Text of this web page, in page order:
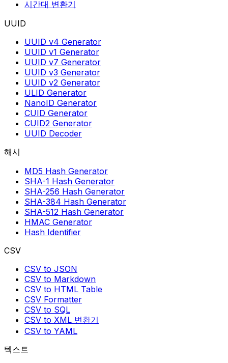
시간대 변환기
UUID
UUID v4 Generator
UUID v1 Generator
UUID v7 Generator
UUID v3 Generator
UUID v2 Generator
ULID Generator
NanoID Generator
CUID Generator
CUID2 Generator
UUID Decoder
해시
MD5 Hash Generator
SHA-1 Hash Generator
SHA-256 Hash Generator
SHA-384 Hash Generator
SHA-512 Hash Generator
HMAC Generator
Hash Identifier
CSV
CSV to JSON
CSV to Markdown
CSV to HTML Table
CSV Formatter
CSV to SQL
CSV to XML 변환기
CSV to YAML
텍스트